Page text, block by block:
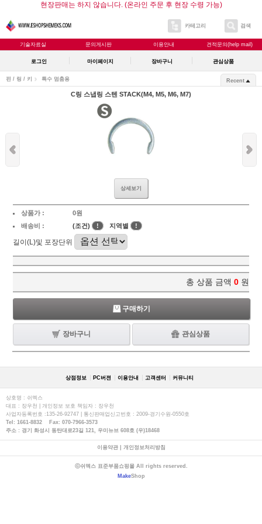
현장판매는 하지 않습니다. (온라인 주문 후 현장 수령 가능)
카테고리 검색
기술자료실 문의게시판 이용안내 견적문의(help mail)
로그인 마이페이지 장바구니 관심상품
핀 / 링 / 키 특수 멈춤용 Recent
C링 스냅링 스텐 STACK(M4, M5, M6, M7)
상세보기
상품가 :
0원
배송비 :
(조건) ! 지역별 !
길이(L)및 포장단위
총 상품 금액 0 원
구매하기
장바구니 관심상품
상점정보 PC버젼 이용안내 고객센터 커뮤니티
상호명 : 쉬멕스
대표 : 장우천 | 개인정보 보호 책임자 : 장우천
사업자등록번호 :135-26-92747 | 통신판매업신고번호 : 2009-경기수원-0550호
Tel: 1661-8832 Fax: 070-7966-3573
주소 : 경기 화성시 동탄대로23길 121, 우미뉴브 608호 (우)18468
이용약관| 개인정보처리방침
ⓒ쉬멕스 표준부품쇼핑몰 All rights reserved.
MakeShop